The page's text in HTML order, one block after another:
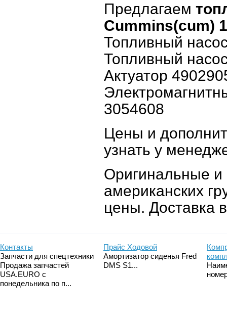
Предлагаем
Cummins(cum)
Топливный
Топливный
Актуатор
3054608
Цены и
узнать у
Оригинальные и
американских
цены. Доставка
Контакты
Запчасти для спецтехники
Продажа запчастей
USA.EURO с
понедельника по п...
Прайс Ходовой
Амортизатор сиденья Fred
DMS S1...